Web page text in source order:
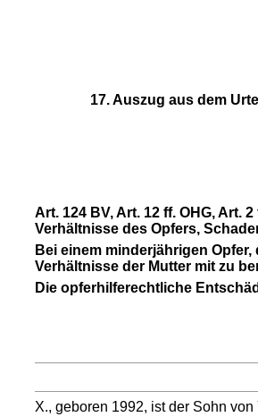
17. Auszug aus dem
Art. 124 BV, Art. 12 ff. OHG,
Verhältnisse des Opfers,
Bei einem minderjährigen
Verhältnisse der Mutter mit zu
Die opferhilferechtliche
X., geboren 1992, ist der Sohn